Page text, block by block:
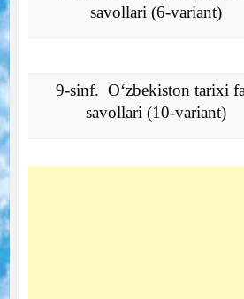
savollari (6-variant)
9-sinf. O‘zbekiston tarixi
savollari (10-variant)